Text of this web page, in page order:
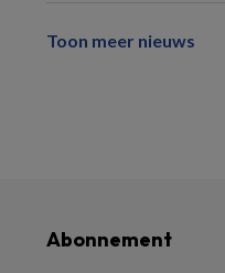
Toon meer nieuws
Abonnement